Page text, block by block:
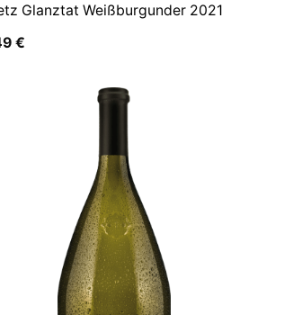
Glanztat Weißburgunder 2021
€